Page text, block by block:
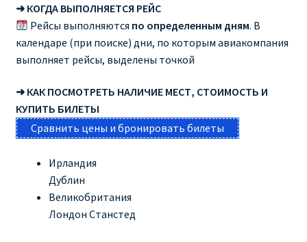
➜ КОГДА ВЫПОЛНЯЕТСЯ РЕЙС
Рейсы выполняются по определенным дням. В
календаре (при поиске) дни, по которым авиакомпания
выполняет рейсы, выделены точкой
➜ КАК ПОСМОТРЕТЬ НАЛИЧИЕ МЕСТ, СТОИМОСТЬ И
КУПИТЬ БИЛЕТЫ
Сравнить цены и бронировать билеты
Ирландия
Дублин
Великобритания
Лондон Станстед